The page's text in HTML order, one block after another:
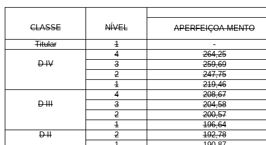
CLASSE NÍVEL
APERFEIÇOA-MENTO
Titular
1
-
4
264,25
D IV
3
259,69
2
247,75
1
219,46
4
208,67
D III
3
204,58
2
200,57
1
196,64
D II
2
192,78